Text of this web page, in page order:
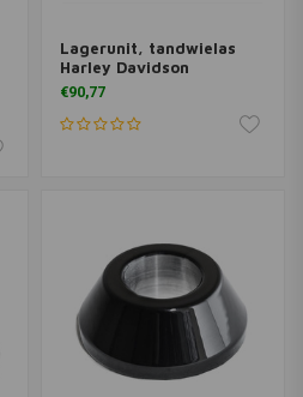
Lagerunit, tandwielas
Harley Davidson
€90,77